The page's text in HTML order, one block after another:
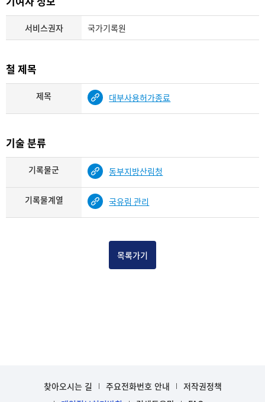
서비스권자 국가기록원
철 제목
제목 대부사용허가종료
기술 분류
기록물군 동부지방산림청
기록물계열 국유림 관리
목록가기
찾아오시는 길 주요전화번호 안내
저작권정책